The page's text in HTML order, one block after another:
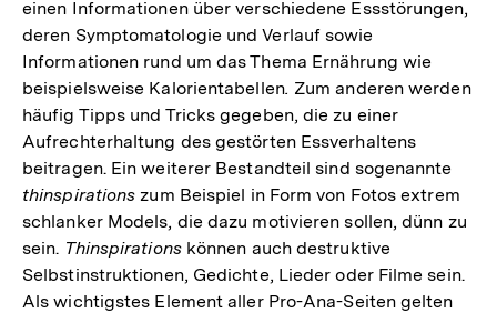
einen Informationen über verschiedene Essstörungen,
deren Symptomatologie und Verlauf sowie
Informationen rund um das Thema Ernährung wie
beispielsweise Kalorientabellen. Zum anderen werden
häufig Tipps und Tricks gegeben, die zu einer
Aufrechterhaltung des gestörten Essverhaltens
beitragen. Ein weiterer Bestandteil sind sogenannte
thinspirations zum Beispiel in Form von Fotos extrem
schlanker Models, die dazu motivieren sollen, dünn zu
sein. Thinspirationskönnen auch destruktive
Selbstinstruktionen, Gedichte, Lieder oder Filme sein.
Als wichtigstes Element aller Pro-Ana-Seiten gelten